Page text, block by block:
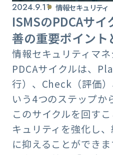
2024.9.11 情報セキュリティ
ISMSのPDCAサ
善の重要ポイント
情報セキュリティマ
PDCAサイクルは、
行）、Check（評価
いう4つのステップか
このサイクルを回す
キュリティを強化し
に抑えることができ